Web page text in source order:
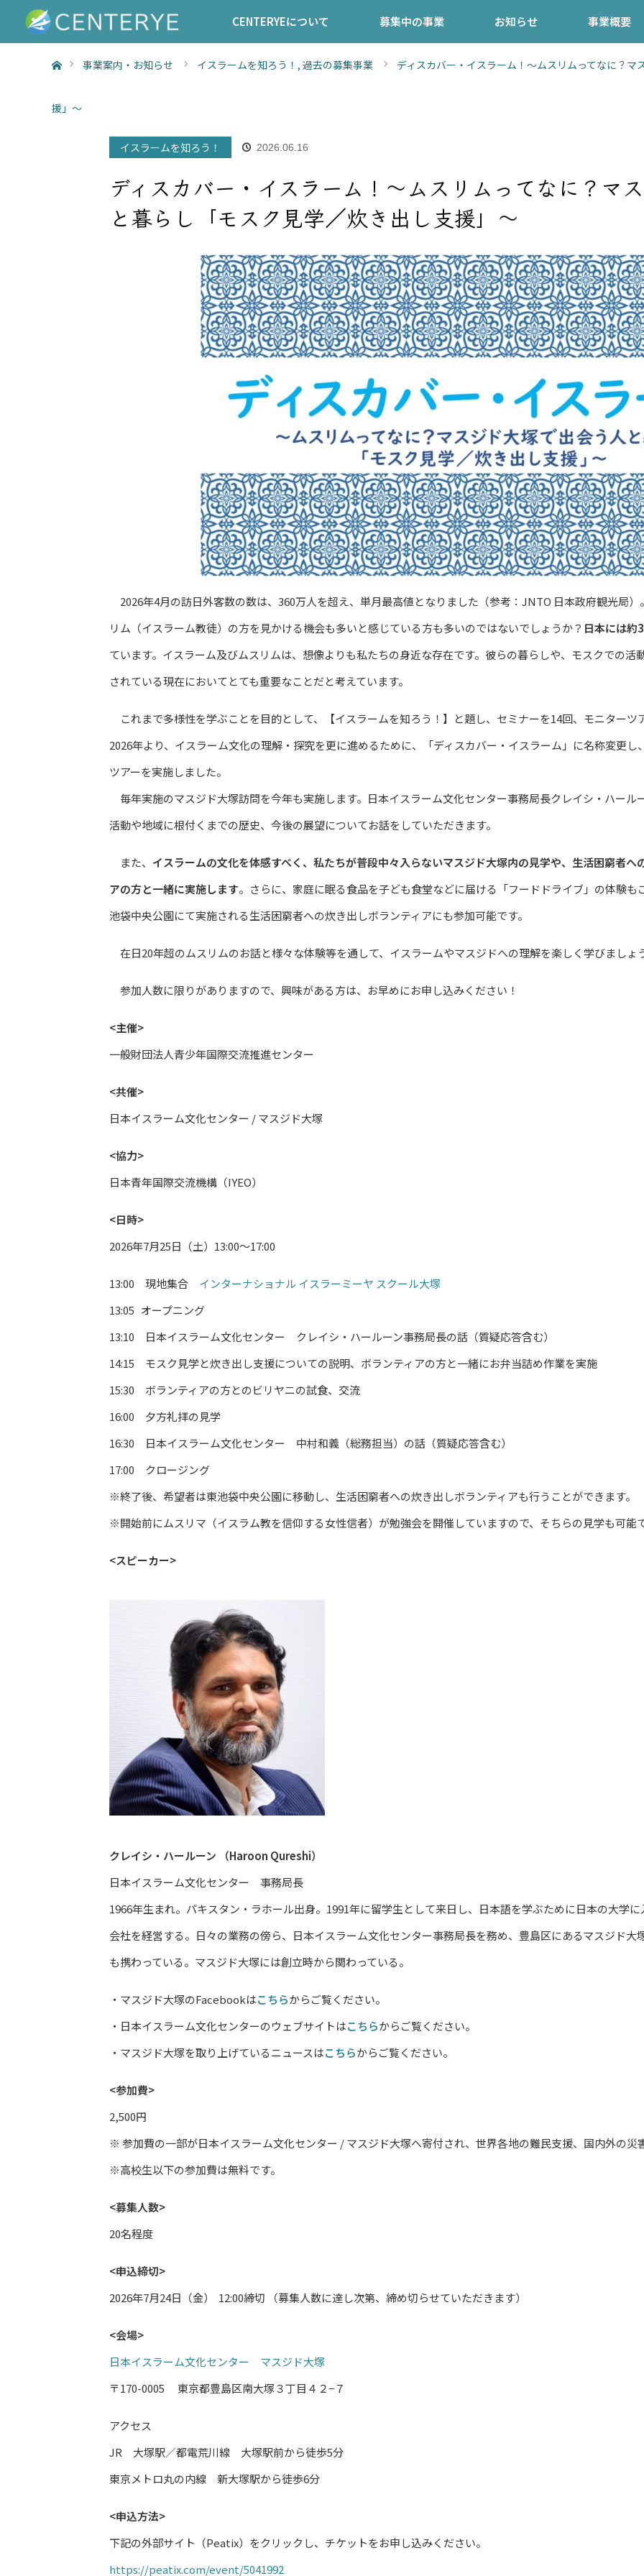
CENTERYEについて 募集中の事業 お知らせ 事業概要
事業案内・お知らせ
イスラームを知ろう！ , 過去の募集事業 ディスカバー・イスラーム！〜ムスリムってなに？
援」～
イスラームを知ろう！ 2026.06.16
ディスカバー・イスラーム！〜ムスリムってなに？マ
と暮らし「モスク見学／炊き出し支援」～
2026年4月の訪日外客数の数は、360万人を超え、単月最高値となりました（参考：JNTO 日本政府観光局
リム（イスラーム教徒）の方を見かける機会も多いと感じている方も多いのではないでしょうか？ 日本には約
ています。イスラーム及びムスリムは、想像よりも私たちの身近な存在です。彼らの暮らしや、モスクでの
されている現在においてとても重要なことだと考えています。
これまで多様性を学ぶことを目的として、【イスラームを知ろう！】と題し、セミナーを14回、モニターツ
2026年より、イスラーム文化の理解・探究を更に進めるために、「ディスカバー・イスラーム」に名称変更
ツアーを実施しました。
毎年実施のマスジド大塚訪問を今年も実施します。日本イスラーム文化センター事務局長クレイシ・ハール
活動や地域に根付くまでの歴史、今後の展望についてお話をしていただきます。
また、 イスラームの文化を体感すべく、私たちが普段中々入らないマスジド大塚内の見学や、生活困窮者
アの方と一緒に実施します。さらに、家庭に眠る食品を子ども食堂などに届ける「フードドライブ」の体験
池袋中央公園にて実施される生活困窮者への炊き出しボランティアにも参加可能です。
在日20年超のムスリムのお話と様々な体験等を通して、イスラームやマスジドへの理解を楽しく学びましょ
参加人数に限りがありますので、興味がある方は、お早めにお申し込みください！
<主催>
一般財団法人青少年国際交流推進センター
<共催>
日本イスラーム文化センター / マスジド大塚
<協力>
日本青年国際交流機構（IYEO）
<日時>
2026年7月25日（土）13:00～17:00
13:00 現地集合 インターナショナル イスラーミーヤ スクール大塚
13:05 オープニング
13:10 日本イスラーム文化センター クレイシ・ハールーン事務局長の話（質疑応答含む）
14:15 モスク見学と炊き出し支援についての説明、ボランティアの方と一緒にお弁当詰め作業を実施
15:30 ボランティアの方とのビリヤニの試食、交流
16:00 夕方礼拝の見学
16:30 日本イスラーム文化センター 中村和義（総務担当）の話（質疑応答含む）
17:00 クロージング
※終了後、希望者は東池袋中央公園に移動し、生活困窮者への炊き出しボランティアも行うことができます。
※開始前にムスリマ（イスラム教を信仰する女性信者）が勉強会を開催していますので、そちらの見学も可能
<スピーカー>
クレイシ・ハールーン （Haroon Qureshi）
日本イスラーム文化センター 事務局長
1966年生まれ。パキスタン・ラホール出身。1991年に留学生として来日し、日本語を学ぶために日本の大学
会社を経営する。日々の業務の傍ら、日本イスラーム文化センター事務局長を務め、豊島区にあるマスジド
も携わっている。マスジド大塚には創立時から関わっている。
・マスジド大塚のFacebookはこちらからご覧ください。
・日本イスラーム文化センターのウェブサイトはこちらからご覧ください。
・マスジド大塚を取り上げているニュースはこちらからご覧ください。
<参加費>
2,500円
※ 参加費の一部が日本イスラーム文化センター / マスジド大塚へ寄付され、世界各地の難民支援、国内外の災
※高校生以下の参加費は無料です。
<募集人数>
20名程度
<申込締切>
2026年7月24日（金） 12:00締切 （募集人数に達し次第、締め切らせていただきます）
<会場>
日本イスラーム文化センター マスジド大塚
〒170-0005 東京都豊島区南大塚３丁目４２−７
アクセス
JR 大塚駅／都電荒川線 大塚駅前から徒歩5分
東京メトロ丸の内線 新大塚駅から徒歩6分
<申込方法>
下記の外部サイト（Peatix）をクリックし、チケットをお申し込みください。
https://peatix.com/event/5041992